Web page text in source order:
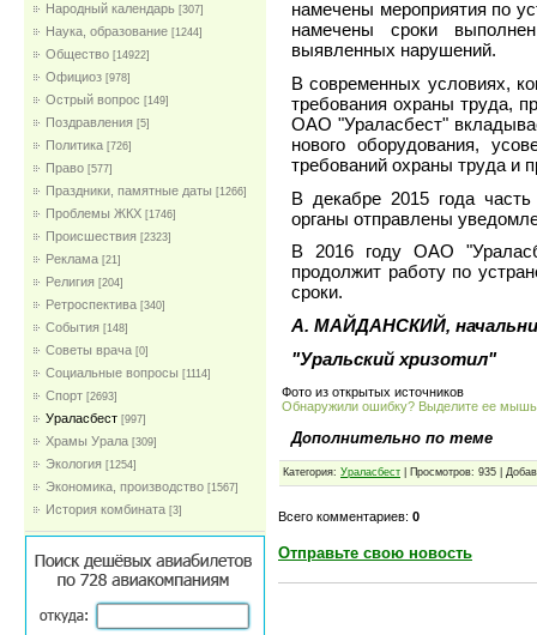
Народный календарь [307]
Наука, образование [1244]
Общество [14922]
Официоз [978]
Острый вопрос [149]
Поздравления [5]
Политика [726]
Право [577]
Праздники, памятные даты [1266]
Проблемы ЖКХ [1746]
Проиcшествия [2323]
Реклама [21]
Религия [204]
Ретроспектива [340]
События [148]
Советы врача [0]
Социальные вопросы [1114]
Спорт [2693]
Ураласбест [997]
Храмы Урала [309]
Экология [1254]
Экономика, производство [1567]
История комбината [3]
намечены мероприятия по
намечены сроки
выявленных нарушений.
В современных условиях,
требования охраны труда,
ОАО "Ураласбест"
нового оборудования,
требований охраны труда и
В декабре 2015 года
органы отправлены
В 2016 году ОАО
продолжит работу по
сроки.
А. МАЙДАНСКИЙ,
"Уральский хризотил"
Фото из открытых источников
Обнаружили ошибку? Выделите ее
Дополнительно по теме
Категория: Ураласбест | Просмотров: 935 |
Всего комментариев: 0
Отправьте свою новость